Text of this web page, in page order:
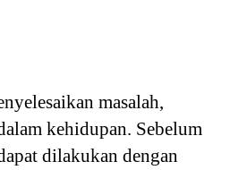
masalah,
kehidupan. Sebelum
dilakukan dengan